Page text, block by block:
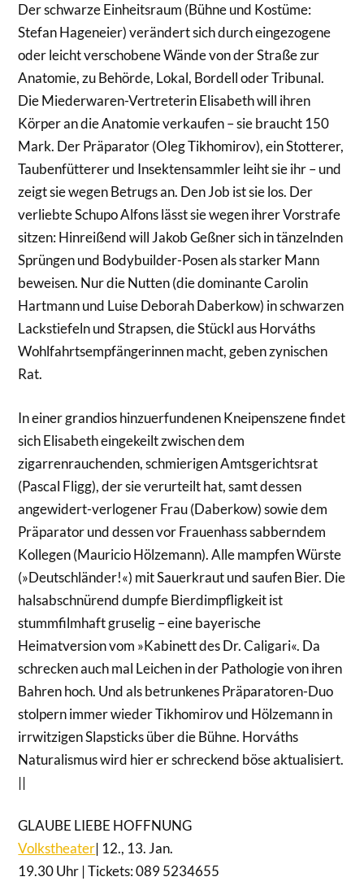
Der schwarze Einheitsraum (Bühne und Kostüme:
Stefan Hageneier) verändert sich durch eingezogene
oder leicht verschobene Wände von der Straße zur
Anatomie, zu Behörde, Lokal, Bordell oder Tribunal.
Die Miederwaren-Vertreterin Elisabeth will ihren
Körper an die Anatomie verkaufen – sie braucht 150
Mark. Der Präparator (Oleg Tikhomirov), ein Stotterer,
Taubenfütterer und Insektensammler leiht sie ihr – und
zeigt sie wegen Betrugs an. Den Job ist sie los. Der
verliebte Schupo Alfons lässt sie wegen ihrer Vorstrafe
sitzen: Hinreißend will Jakob Geßner sich in tänzelnden
Sprüngen und Bodybuilder-Posen als starker Mann
beweisen. Nur die Nutten (die dominante Carolin
Hartmann und Luise Deborah Daberkow) in schwarzen
Lackstiefeln und Strapsen, die Stückl aus Horváths
Wohlfahrtsempfängerinnen macht, geben zynischen
Rat.
In einer grandios hinzuerfundenen Kneipenszene findet
sich Elisabeth eingekeilt zwischen dem
zigarrenrauchenden, schmierigen Amtsgerichtsrat
(Pascal Fligg), der sie verurteilt hat, samt dessen
angewidert-verlogener Frau (Daberkow) sowie dem
Präparator und dessen vor Frauenhass sabberndem
Kollegen (Mauricio Hölzemann). Alle mampfen Würste
(»Deutschländer!«) mit Sauerkraut und saufen Bier. Die
halsabschnürend dumpfe Bierdimpfligkeit ist
stummfilmhaft gruselig – eine bayerische
Heimatversion vom »Kabinett des Dr. Caligari«. Da
schrecken auch mal Leichen in der Pathologie von ihren
Bahren hoch. Und als betrunkenes Präparatoren-Duo
stolpern immer wieder Tikhomirov und Hölzemann in
irrwitzigen Slapsticks über die Bühne. Horváths
Naturalismus wird hier er schreckend böse aktualisiert.
||
GLAUBE LIEBE HOFFNUNG
Volkstheater| 12., 13. Jan.
19.30 Uhr | Tickets: 089 5234655